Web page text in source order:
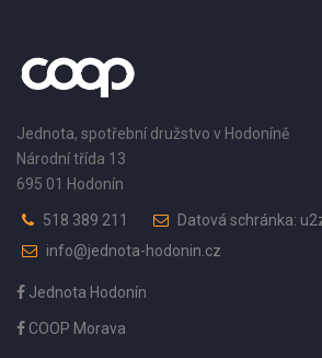
Jednota, spotřební družstvo v Hodoníně
Národní třída 13
695 01 Hodonín
518 389 211
Datová schránka:
info@jednota-hodonin.cz
Jednota Hodonín
COOP Morava